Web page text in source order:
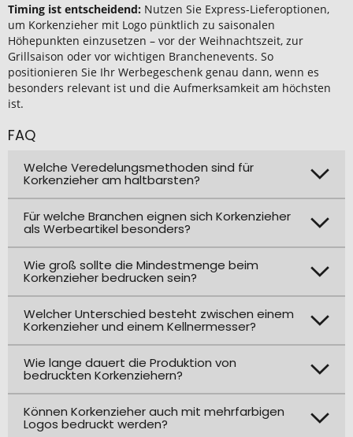
Timing ist entscheidend: Nutzen Sie Express-Lieferoptionen,
um Korkenzieher mit Logo pünktlich zu saisonalen
Höhepunkten einzusetzen – vor der Weihnachtszeit, zur
Grillsaison oder vor wichtigen Branchenevents. So
positionieren Sie Ihr Werbegeschenk genau dann, wenn es
besonders relevant ist und die Aufmerksamkeit am höchsten
ist.
FAQ
Welche Veredelungsmethoden sind für
Korkenzieher am haltbarsten?
Für welche Branchen eignen sich Korkenzieher
als Werbeartikel besonders?
Wie groß sollte die Mindestmenge beim
Korkenzieher bedrucken sein?
Welcher Unterschied besteht zwischen einem
Korkenzieher und einem Kellnermesser?
Wie lange dauert die Produktion von
bedruckten Korkenziehern?
Können Korkenzieher auch mit mehrfarbigen
Logos bedruckt werden?